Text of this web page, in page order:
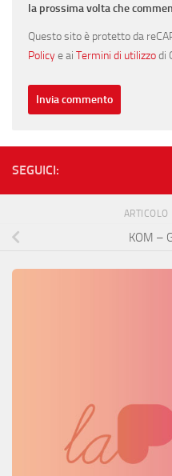
la prossima volta che
Questo sito è protetto da
Policye ai Termini di utilizzodi
SEGUICI:
ARTICOLO
KOM –